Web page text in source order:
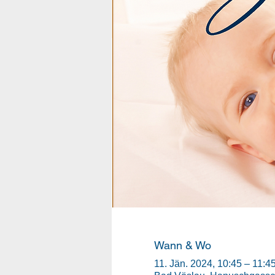
Wann & Wo
11. Jän. 2024, 10:45 –